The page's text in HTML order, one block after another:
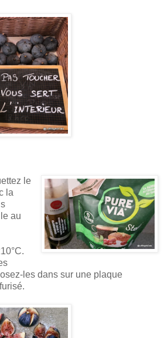
le
la
au
les dans sur une plaque